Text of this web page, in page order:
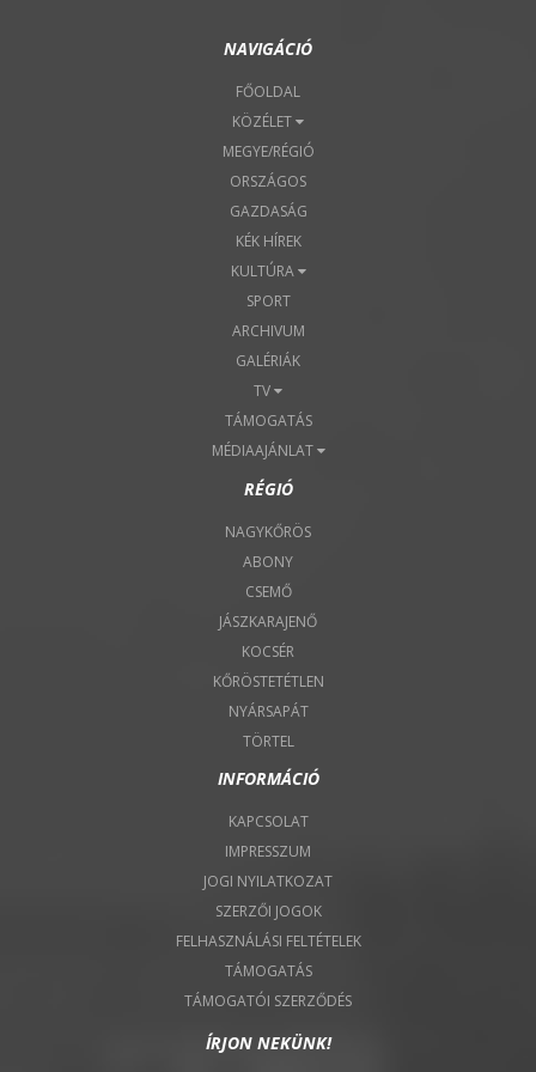
NAVIGÁCIÓ
FŐOLDAL
KÖZÉLET
MEGYE/RÉGIÓ
ORSZÁGOS
GAZDASÁG
KÉK HÍREK
KULTÚRA
SPORT
ARCHIVUM
GALÉRIÁK
TV
TÁMOGATÁS
MÉDIAAJÁNLAT
RÉGIÓ
NAGYKŐRÖS
ABONY
CSEMŐ
JÁSZKARAJENŐ
KOCSÉR
KŐRÖSTETÉTLEN
NYÁRSAPÁT
TÖRTEL
INFORMÁCIÓ
KAPCSOLAT
IMPRESSZUM
JOGI NYILATKOZAT
SZERZŐI JOGOK
FELHASZNÁLÁSI FELTÉTELEK
TÁMOGATÁS
TÁMOGATÓI SZERZŐDÉS
ÍRJON NEKÜNK!